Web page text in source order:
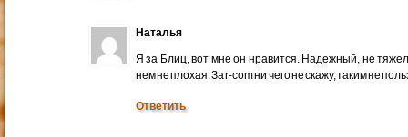
Наталья
Я за Блиц, вот мне он нравится. Надежный, не
нем не плохая. За r-com ни чего не скажу, таким не
Ответить